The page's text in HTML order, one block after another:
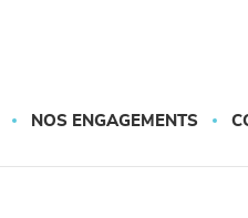
NOS ENGAGEMENTS